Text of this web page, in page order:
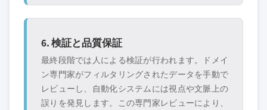
6. 検証と品質保証
最終段階では人による検証が行われます。ドメイ
ン専門家がフィルタリングされたデータを手動で
レビューし、自動化システムには視点や文脈上の
誤りを発見します。この専門家レビューにより、